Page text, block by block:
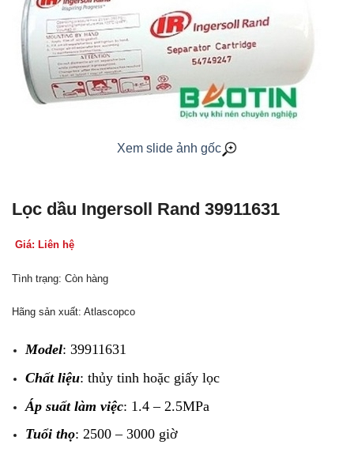
Xem slide ảnh gốc
Lọc dầu Ingersoll Rand 39911631
Giá: Liên hệ
Tình trạng: Còn hàng
Hãng sản xuất: Atlascopco
Model: 39911631
Chất liệu: thủy tinh hoặc giấy lọc
Áp suất làm việc: 1.4 – 2.5MPa
Tuổi thọ: 2500 – 3000 giờ